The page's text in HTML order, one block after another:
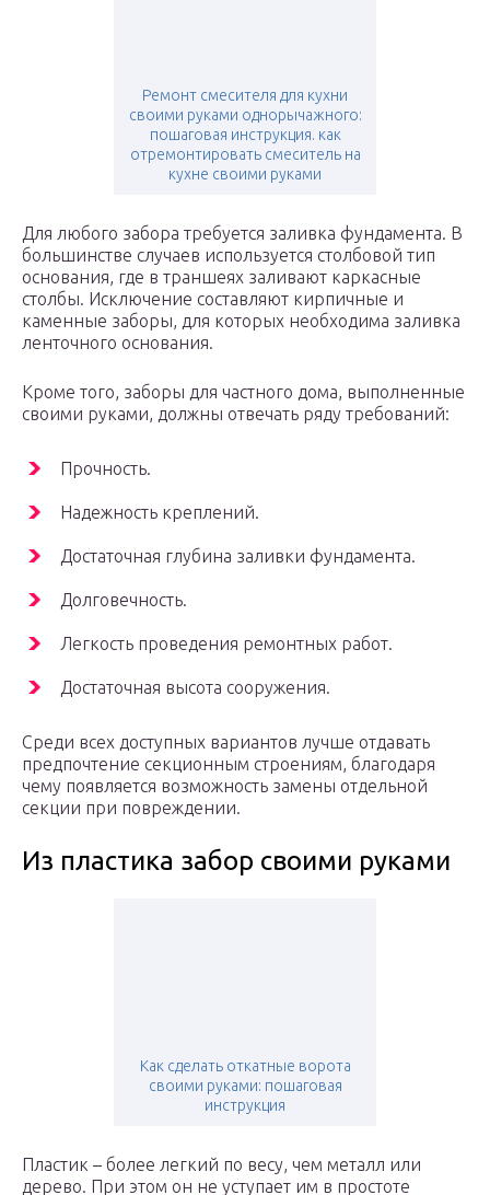
Ремонт смесителя для кухни
своими руками однорычажного:
пошаговая инструкция. как
отремонтировать смеситель на
кухне своими руками
Для любого забора требуется заливка фундамента. В
большинстве случаев используется столбовой тип
основания, где в траншеях заливают каркасные
столбы. Исключение составляют кирпичные и
каменные заборы, для которых необходима заливка
ленточного основания.
Кроме того, заборы для частного дома, выполненные
своими руками, должны отвечать ряду требований:
Прочность.
Надежность креплений.
Достаточная глубина заливки фундамента.
Долговечность.
Легкость проведения ремонтных работ.
Достаточная высота сооружения.
Среди всех доступных вариантов лучше отдавать
предпочтение секционным строениям, благодаря
чему появляется возможность замены отдельной
секции при повреждении.
Из пластика забор своими руками
Как сделать откатные ворота
своими руками: пошаговая
инструкция
Пластик – более легкий по весу, чем металл или
дерево. При этом он не уступает им в простоте